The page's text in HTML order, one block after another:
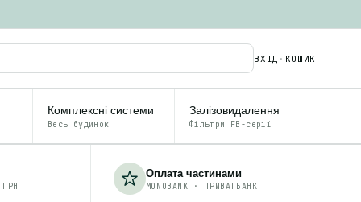
ВХІД · КОШИК
Комплексні системи
Весь будинок
Залізовидалення
Фільтри FB-серії
Оплата частинами
MONOBANK · ПРИВАТБАНК